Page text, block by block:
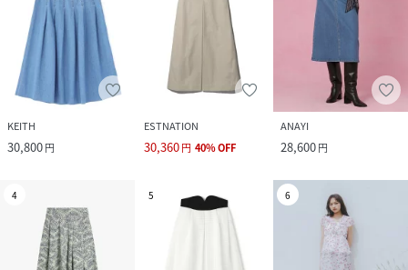
KEITH
30,800円
ESTNATION
30,360円 40%OFF
ANAYI
28,600円
4 5 6